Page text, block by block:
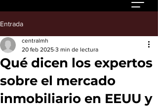
Entrada
Qué dicen los expertos
sobre el mercado
inmobiliario en EEUU y
centralmh
20 feb 2025 3 min de lectura